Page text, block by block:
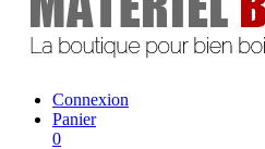
Connexion
Panier
0